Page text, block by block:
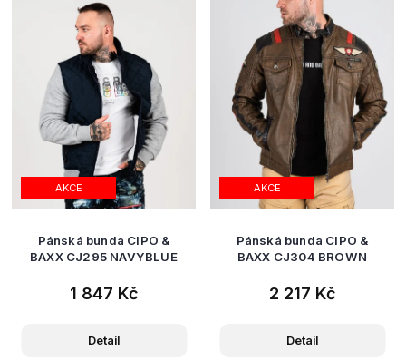
AKCE
Pánská bunda CIPO &
BAXX CJ295 NAVYBLUE
1 847 Kč
Detail
AKCE
Pánská bunda CIPO &
BAXX CJ304 BROWN
2 217 Kč
Detail